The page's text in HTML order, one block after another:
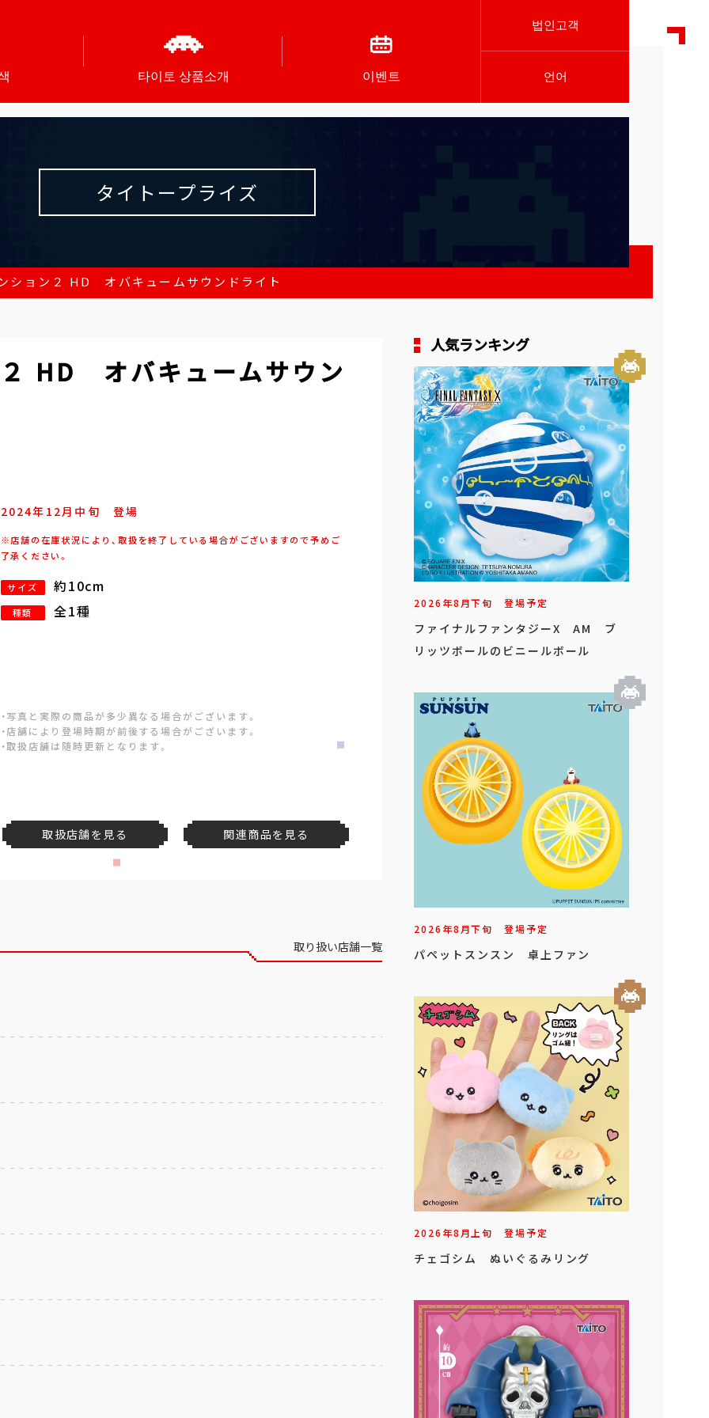
타이토 상품소개 이벤트
법인고객
언어
タイトープライズ
ション２ HD オバキュームサウンドライト
HD オバキュームサウン
2024年 12月 中旬 登場
※店舗の在庫状況により、取扱を終了している場合がございますので予めご
了承ください。
サイズ 約10cm
種類 全1種
・写真と実際の商品が多少異なる場合がございます。
・店舗により登場時期が前後する場合がございます。
・取扱店舗は随時更新となります。
取扱店舗を見る 関連商品を見る
取り扱い店舗一覧
人気ランキング
2026年8月下旬 登場予定
ファイナルファンタジーX AM ブ
リッツボールのビニールボール
2026年8月下旬 登場予定
パペットスンスン 卓上ファン
2026年8月上旬 登場予定
チェゴシム ぬいぐるみリング